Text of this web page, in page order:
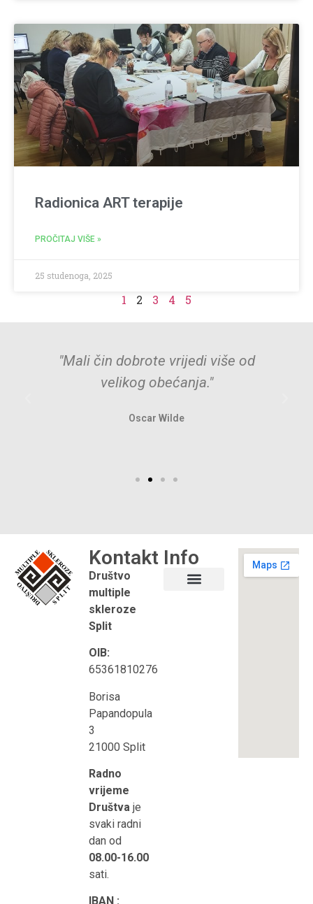
Radionica ART terapije
PROČITAJ VIŠE »
25 studenoga, 2025
1 2 3 4 5
"Mali čin dobrote vrijedi više od
velikog obećanja."
Oscar Wilde
Kontakt
Društvo
multiple
skleroze
Split
OIB:
65361810276
Borisa
Papandopula
3
21000 Split
Radno
vrijeme
Društva je
svaki radni
dan od
08.00-16.00
sati.
IBAN :
Info